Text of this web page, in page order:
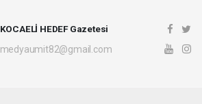
KOCAELİ HEDEF Gazetesi
medyaumit82@gmail.com